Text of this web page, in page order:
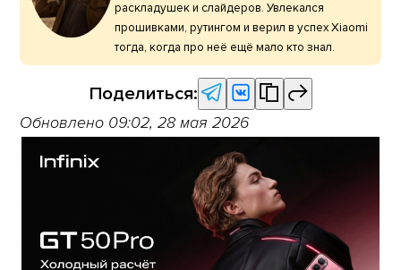
раскладушек и слайдеров. Увлекался
прошивками, рутингом и верил в успех Xiaomi
тогда, когда про неё ещё мало кто знал.
Поделиться:
Обновлено 09:02, 28 мая 2026